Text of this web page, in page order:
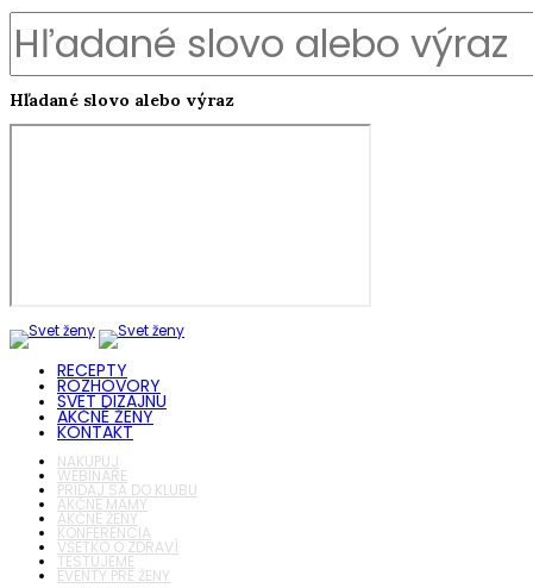
Hľadané slovo alebo výraz
RECEPTY
ROZHOVORY
SVET DIZAJNU
AKČNÉ ŽENY
KONTAKT
NAKUPUJ
WEBINÁRE
PRIDAJ SA DO KLUBU
AKČNÉ MAMY
AKČNÉ ŽENY
KONFERENCIA
VŠETKO O ZDRAVÍ
TESTUJEME
EVENTY PRE ŽENY